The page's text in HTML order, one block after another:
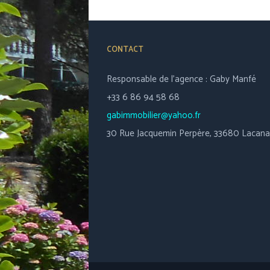
CONTACT
Responsable de l’agence : Gaby Manfé
+33 6 86 94 58 68
gabimmobilier@yahoo.fr
30 Rue Jacquemin Perpère, 33680